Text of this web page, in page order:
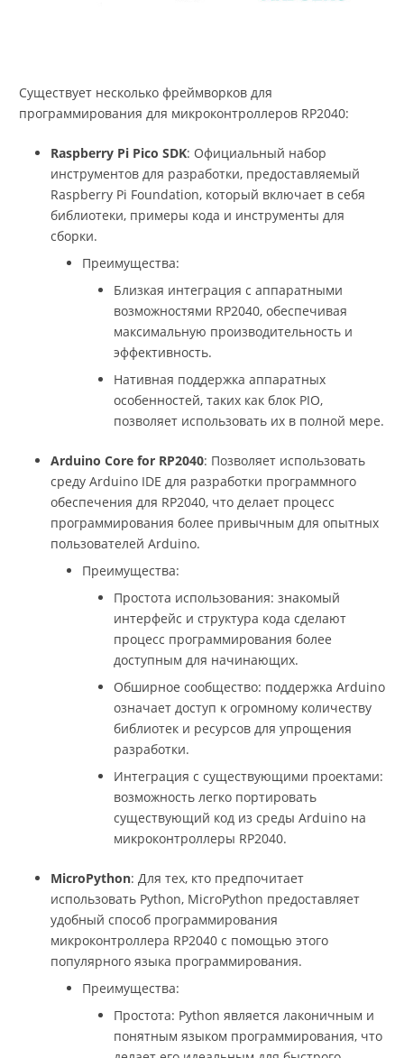
Существует несколько фреймворков для
программирования для микроконтроллеров RP2040:
Raspberry Pi Pico SDK: Официальный набор
инструментов для разработки, предоставляемый
Raspberry Pi Foundation, который включает в себя
библиотеки, примеры кода и инструменты для
сборки.
Преимущества:
Близкая интеграция с аппаратными
возможностями RP2040, обеспечивая
максимальную производительность и
эффективность.
Нативная поддержка аппаратных
особенностей, таких как блок PIO,
позволяет использовать их в полной мере.
Arduino Core for RP2040: Позволяет использовать
среду Arduino IDE для разработки программного
обеспечения для RP2040, что делает процесс
программирования более привычным для опытных
пользователей Arduino.
Преимущества:
Простота использования: знакомый
интерфейс и структура кода сделают
процесс программирования более
доступным для начинающих.
Обширное сообщество: поддержка Arduino
означает доступ к огромному количеству
библиотек и ресурсов для упрощения
разработки.
Интеграция с существующими проектами:
возможность легко портировать
существующий код из среды Arduino на
микроконтроллеры RP2040.
MicroPython: Для тех, кто предпочитает
использовать Python, MicroPython предоставляет
удобный способ программирования
микроконтроллера RP2040 с помощью этого
популярного языка программирования.
Преимущества:
Простота: Python является лаконичным и
понятным языком программирования, что